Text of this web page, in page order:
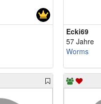
Ecki69
57 Jahre
Worms